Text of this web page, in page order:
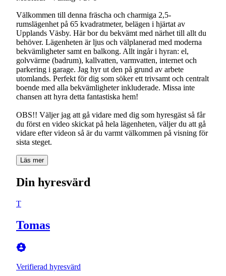
Välkommen till denna fräscha och charmiga 2,5-
rumslägenhet på 65 kvadratmeter, belägen i hjärtat av
Upplands Väsby. Här bor du bekvämt med närhet till allt du
behöver. Lägenheten är ljus och välplanerad med moderna
bekvämligheter samt en balkong. Allt ingår i hyran: el,
golvvärme (badrum), kallvatten, varmvatten, internet och
parkering i garage. Jag hyr ut den på grund av arbete
utomlands. Perfekt för dig som söker ett trivsamt och centralt
boende med alla bekvämligheter inkluderade. Missa inte
chansen att hyra detta fantastiska hem!
OBS!! Väljer jag att gå vidare med dig som hyresgäst så får
du först en video skickat på hela lägenheten, väljer du att gå
vidare efter videon så är du varmt välkommen på visning för
sista steget.
Läs mer
Din hyresvärd
T
Tomas
Verifierad hyresvärd